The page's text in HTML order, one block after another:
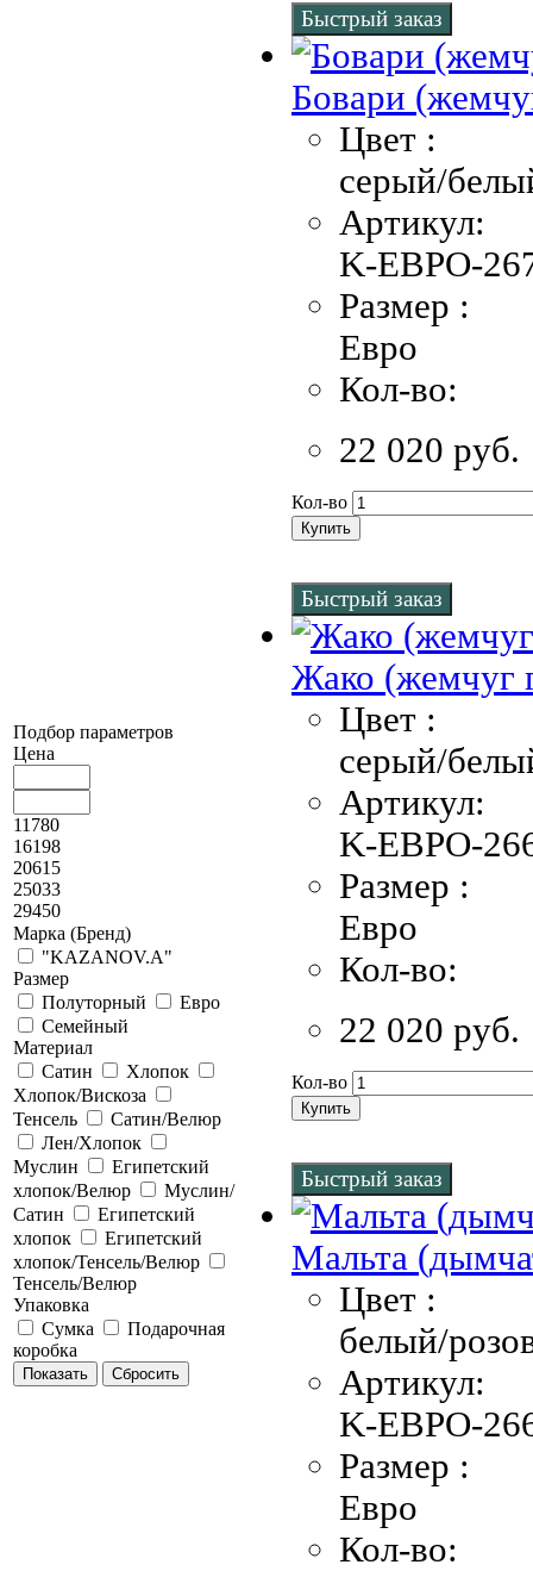
Подбор параметров
Цена
11780
16198
20615
25033
29450
Марка (Бренд)
"KAZANOV.A"
Размер
Полуторный
Евро
Семейный
Материал
Сатин
Хлопок
Хлопок/Вискоза
Тенсель
Сатин/Велюр
Лен/Хлопок
Муслин
Египетский
хлопок/Велюр
Муслин/
Сатин
Египетский
хлопок
Египетский
хлопок/Тенсель/Велюр
Тенсель/Велюр
Упаковка
Сумка
Подарочная
коробка
Показать Сбросить
Быстрый заказ
Бовари
Цвет :
серый/
Артикул:
K-EBPO-
Размер :
Евро
Кол-во:
22 020 руб.
Кол-во
Купить
Быстрый заказ
Жако (жемчуг
Цвет :
серый/
Артикул:
K-EBPO-
Размер :
Евро
Кол-во:
22 020 руб.
Кол-во
Купить
Быстрый заказ
Мальта
Цвет :
белый/
Артикул:
K-EBPO-
Размер :
Евро
Кол-во: